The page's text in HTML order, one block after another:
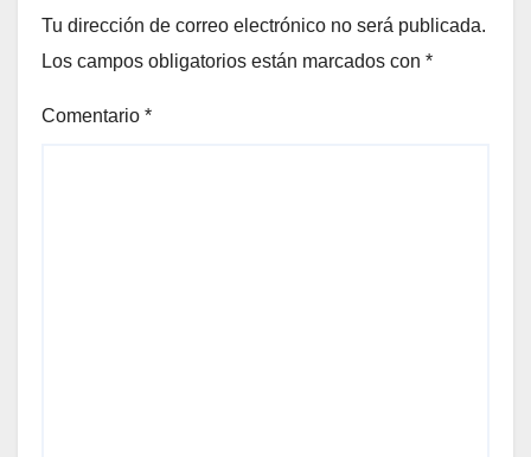
Tu dirección de correo electrónico no será publicada.
Los campos obligatorios están marcados con *
Comentario *